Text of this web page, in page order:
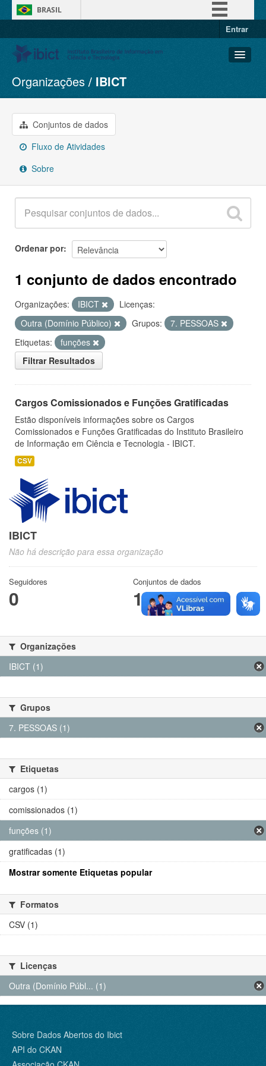
BRASIL
Entrar
Conjuntos de dados
Organizações
Grupos
Sobre
Organizações IBICT
Conjuntos de dados
Fluxo de Atividades
Sobre
Ordenar por
1 conjunto de dados encontrado
Organizações: IBICT
Licenças:
Outra (Domínio Público)
Grupos:
7. PESSOAS
Etiquetas:
funções
Filtrar Resultados
Cargos Comissionados e Funções Gratificadas
Estão disponíveis informações sobre os Cargos
Comissionados e Funções Gratificadas do Instituto Brasileiro
de Informação em Ciência e Tecnologia - IBICT.
CSV
IBICT
Não há descrição para essa organização
Seguidores
0
Conjuntos de dados
1
Organizações
IBICT (1)
Grupos
7. PESSOAS (1)
Etiquetas
cargos (1)
comissionados (1)
funções (1)
gratificadas (1)
Mostrar somente Etiquetas popular
Formatos
CSV (1)
Licenças
Outra (Domínio Públ... (1)
Sobre Dados Abertos do Ibict
API do CKAN